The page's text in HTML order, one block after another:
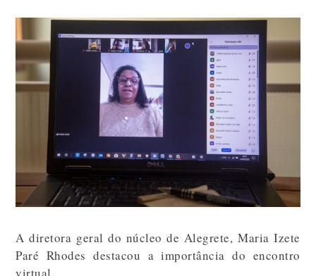
A diretora geral do núcleo de Alegrete, Maria Izete
Paré Rhodes destacou a importância do encontro